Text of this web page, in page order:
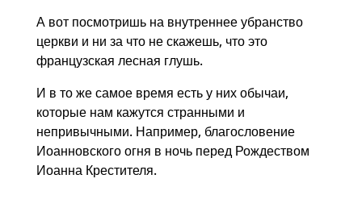
А вот посмотришь на внутреннее убранство
церкви и ни за что не скажешь, что это
французская лесная глушь.
И в то же самое время есть у них обычаи,
которые нам кажутся странными и
непривычными. Например, благословение
Иоанновского огня в ночь перед Рождеством
Иоанна Крестителя.